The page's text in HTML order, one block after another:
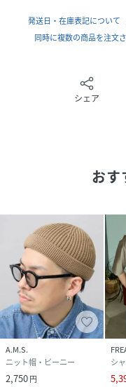
発送日・在庫表記について
同時に複数の商品を注文
シェア
おす
A.M.S.
ニット帽・ビーニー
2,750円
シ